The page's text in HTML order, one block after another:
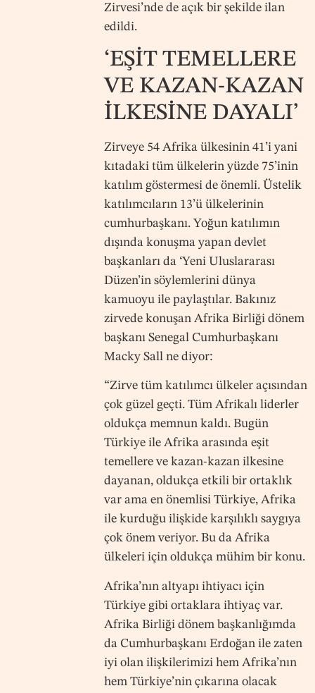
Zirvesi’nde de açık bir şekilde ilan
edildi.
‘EŞİT TEMELLERE
VE KAZAN-KAZAN
İLKESİNE DAYALI’
Zirveye 54 Afrika ülkesinin 41’i yani
kıtadaki tüm ülkelerin yüzde 75’inin
katılım göstermesi de önemli. Üstelik
katılımcıların 13’ü ülkelerinin
cumhurbaşkanı. Yoğun katılımın
dışında konuşma yapan devlet
başkanları da ‘Yeni Uluslararası
Düzen’in söylemlerini dünya
kamuoyu ile paylaştılar. Bakınız
zirvede konuşan Afrika Birliği dönem
başkanı Senegal Cumhurbaşkanı
Macky Sall ne diyor:
“Zirve tüm katılımcı ülkeler açısından
çok güzel geçti. Tüm Afrikalı liderler
oldukça memnun kaldı. Bugün
Türkiye ile Afrika arasında eşit
temellere ve kazan-kazan ilkesine
dayanan, oldukça etkili bir ortaklık
var ama en önemlisi Türkiye, Afrika
ile kurduğu ilişkide karşılıklı saygıya
çok önem veriyor. Bu da Afrika
ülkeleri için oldukça mühim bir konu.
Afrika’nın altyapı ihtiyacı için
Türkiye gibi ortaklara ihtiyaç var.
Afrika Birliği dönem başkanlığımda
da Cumhurbaşkanı Erdoğan ile zaten
iyi olan ilişkilerimizi hem Afrika’nın
hem Türkiye’nin çıkarına olacak